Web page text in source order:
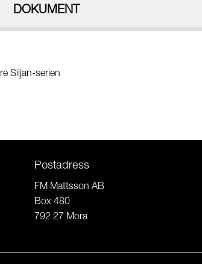
DOKUMENT
Siljan-serien
Postadress
FM Mattsson AB
Box 480
792 27 Mora